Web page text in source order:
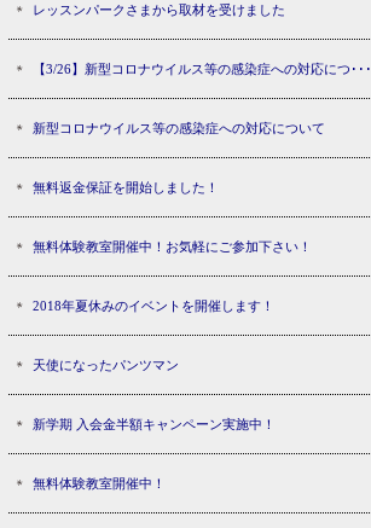
レッスンパークさまから取材を受けました
【3/26】新型コロナウイルス等の感染症への対応につ･･･
新型コロナウイルス等の感染症への対応について
無料返金保証を開始しました！
無料体験教室開催中！お気軽にご参加下さい！
2018年夏休みのイベントを開催します！
天使になったパンツマン
新学期 入会金半額キャンペーン実施中！
無料体験教室開催中！